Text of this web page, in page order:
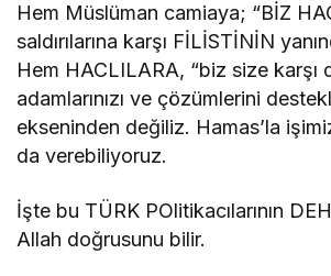
Hem Müslüman camiaya; “BİZ
saldırılarına karşı FİLİSTİNİN
Hem HACLILARA, “biz size karşı
adamlarınızı ve çözümlerini
ekseninden değiliz. Hamas’la
da verebiliyoruz.
İşte bu TÜRK POlitikacılarının
Allah doğrusunu bilir.